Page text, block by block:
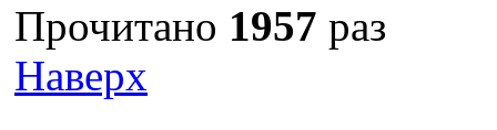
Прочитано 1957 раз
Наверх